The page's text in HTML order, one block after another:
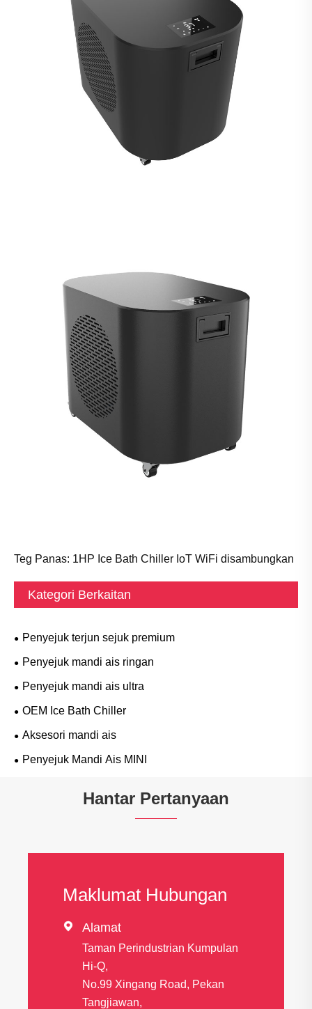
Teg Panas: 1HP Ice Bath Chiller IoT WiFi disambungkan
Kategori Berkaitan
Penyejuk terjun sejuk premium
Penyejuk mandi ais ringan
Penyejuk mandi ais ultra
OEM Ice Bath Chiller
Aksesori mandi ais
Penyejuk Mandi Ais MINI
Hantar Pertanyaan
Maklumat Hubungan
 Alamat
Taman Perindustrian Kumpulan
Hi-Q,
No.99 Xingang Road, Pekan
Tangjiawan,